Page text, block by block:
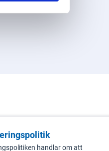
handlar om att